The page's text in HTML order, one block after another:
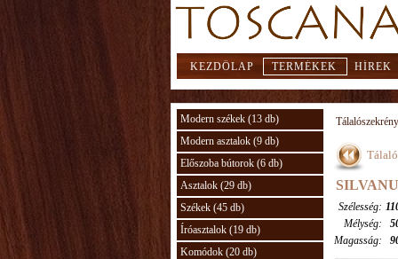
KEZDŐLAP TERMÉKEK HÍREK
Modern székek (13 db)
Modern asztalok (9 db)
Előszoba bútorok (6 db)
Asztalok (29 db)
Székek (45 db)
Íróasztalok (19 db)
Komódok (20 db)
Szélesség:
Mélység:
Magasság: